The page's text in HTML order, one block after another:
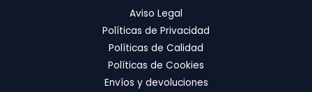
Aviso Legal
Políticas de Privacidad
Políticas de Calidad
Políticas de Cookies
Envíos y devoluciones